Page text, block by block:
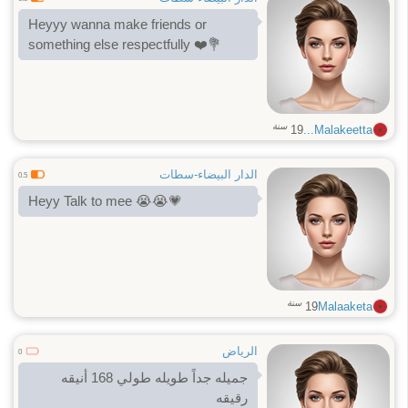
Heyyy wanna make friends or
something else respectfully ❤️💐
Malakeetta...
19 سنة
الدار البيضاء-سطات 0.5
Heyy Talk to mee 😭😭💗
Malaaketa
19 سنة
الرياض 0
جميله جداً طويله طولي 168 أنيقه
رقيقه